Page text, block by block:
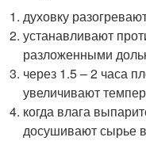
духовку
устанавливают
разложенными
через 1.5 – 2 часа
увеличивают
когда влага
досушивают сырье